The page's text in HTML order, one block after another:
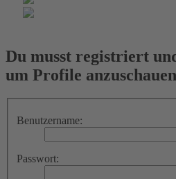
Du musst registriert
um Profile
Benutzername:
Passwort: